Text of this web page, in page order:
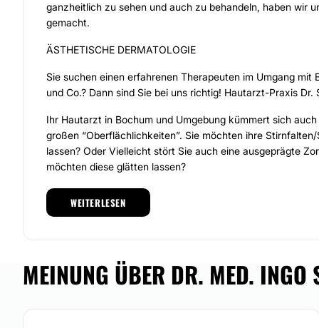
ganzheitlich zu sehen und auch zu behandeln, haben wir
gemacht.
ÄSTHETISCHE DERMATOLOGIE
Sie suchen einen erfahrenen Therapeuten im Umgang mit
und Co.? Dann sind Sie bei uns richtig! Hautarzt-Praxis Dr.
Ihr Hautarzt in Bochum und Umgebung kümmert sich
großen “Oberflächlichkeiten”. Sie möchten ihre
lassen? Oder Vielleicht stört Sie auch eine ausgeprägte
möchten diese glätten lassen?
Ob kleine Fältchen oder große Falten, ob unliebsame kleine
größere Polster: Wir können Ihnen hier sicher helfen!
entspannte Beratung ohne ” etwas zu müssen” ist für uns
WEITERLESEN
MEINUNG ÜBER DR. MED. INGO